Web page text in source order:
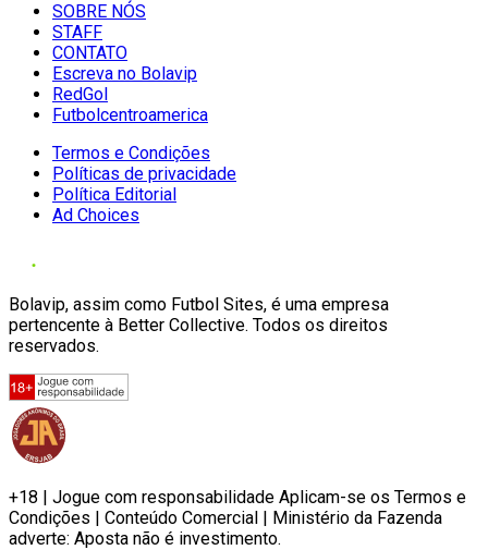
SOBRE NÓS
STAFF
CONTATO
Escreva no Bolavip
RedGol
Futbolcentroamerica
Termos e Condições
Políticas de privacidade
Política Editorial
Ad Choices
Bolavip, assim como Futbol Sites, é uma empresa
pertencente à Better Collective. Todos os direitos
reservados.
+18 | Jogue com responsabilidade Aplicam-se os Termos e
Condições | Conteúdo Comercial | Ministério da Fazenda
adverte: Aposta não é investimento.